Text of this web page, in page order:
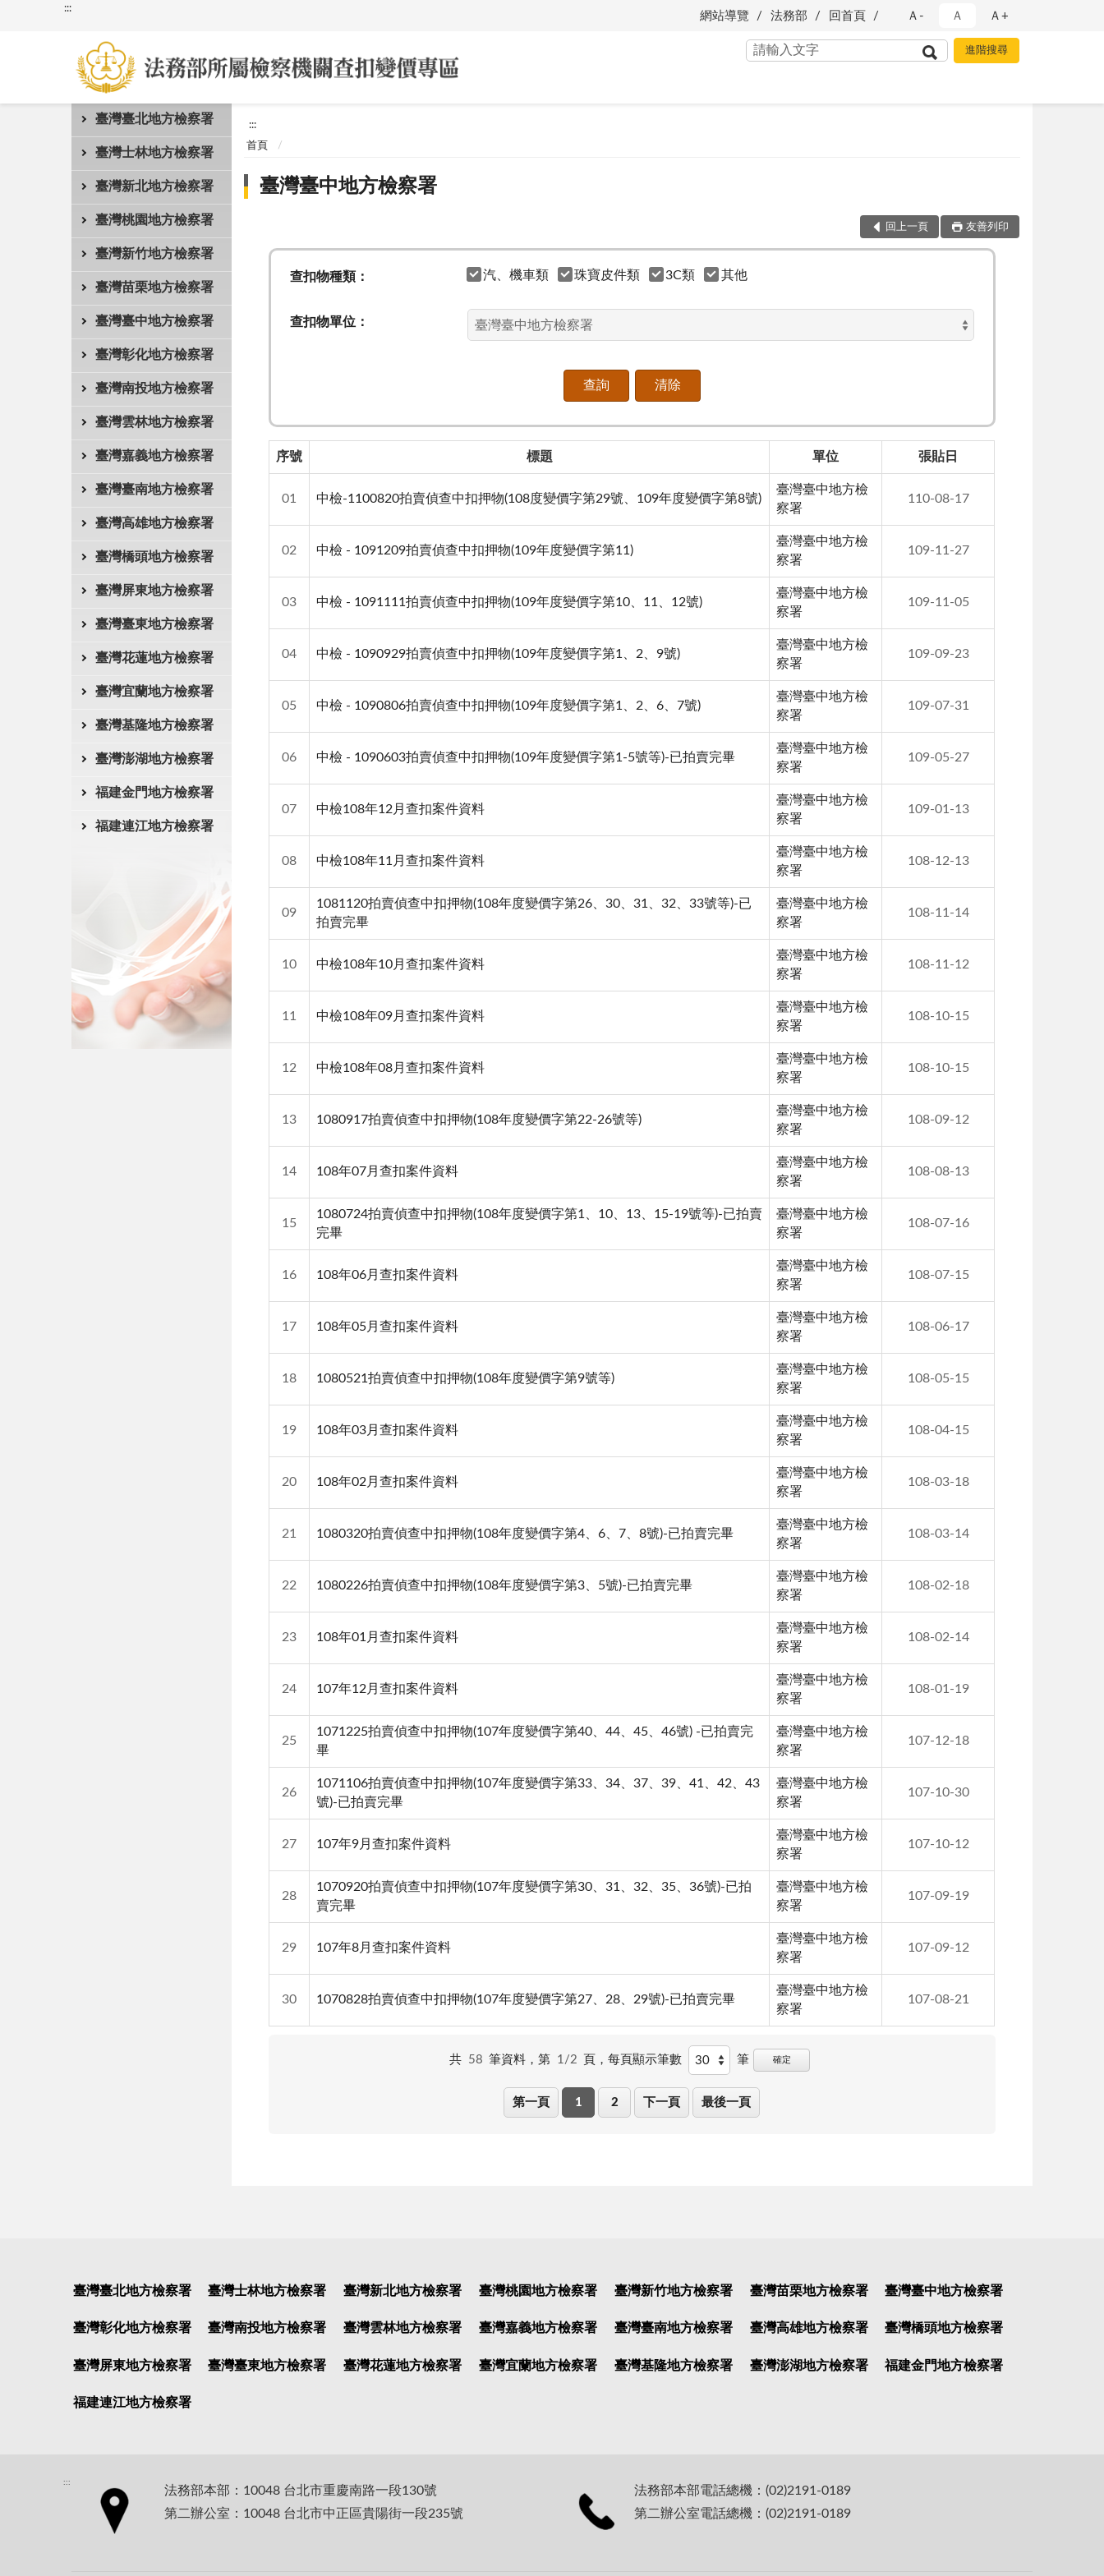
:::
網站導覽 法務部 回首頁 Ａ- Ａ Ａ+
臺灣臺北地方檢察署
臺灣士林地方檢察署
臺灣新北地方檢察署
臺灣桃園地方檢察署
臺灣新竹地方檢察署
臺灣苗栗地方檢察署
臺灣臺中地方檢察署
臺灣彰化地方檢察署
臺灣南投地方檢察署
臺灣雲林地方檢察署
臺灣嘉義地方檢察署
臺灣臺南地方檢察署
臺灣高雄地方檢察署
臺灣橋頭地方檢察署
臺灣屏東地方檢察署
臺灣臺東地方檢察署
臺灣花蓮地方檢察署
臺灣宜蘭地方檢察署
臺灣基隆地方檢察署
臺灣澎湖地方檢察署
福建金門地方檢察署
福建連江地方檢察署
:::
首頁
臺灣臺中地方檢察署
回上一頁 友善列印
查扣物種類： 汽、機車類 珠寶皮件類 3C類 其他
查扣物單位：
序號 標題 單位 張貼日
01 中檢-1100820拍賣偵查中扣押物(108度變價字第29號、109年度變價字第8號)
臺灣臺中地方檢
察署
110-08-17
02 中檢 - 1091209拍賣偵查中扣押物(109年度變價字第11)
臺灣臺中地方檢
察署
109-11-27
03 中檢 - 1091111拍賣偵查中扣押物(109年度變價字第10、11、12號)
臺灣臺中地方檢
察署
109-11-05
04 中檢 - 1090929拍賣偵查中扣押物(109年度變價字第1、2、9號)
臺灣臺中地方檢
察署
109-09-23
05 中檢 - 1090806拍賣偵查中扣押物(109年度變價字第1、2、6、7號)
臺灣臺中地方檢
察署
109-07-31
06 中檢 - 1090603拍賣偵查中扣押物(109年度變價字第1-5號等)-已拍賣完畢
臺灣臺中地方檢
察署
109-05-27
07 中檢108年12月查扣案件資料
臺灣臺中地方檢
察署
109-01-13
08 中檢108年11月查扣案件資料
臺灣臺中地方檢
察署
108-12-13
09
1081120拍賣偵查中扣押物(108年度變價字第26、30、31、32、33號等)-已
拍賣完畢
臺灣臺中地方檢
察署
108-11-14
10 中檢108年10月查扣案件資料
臺灣臺中地方檢
察署
108-11-12
11 中檢108年09月查扣案件資料
臺灣臺中地方檢
察署
108-10-15
12 中檢108年08月查扣案件資料
臺灣臺中地方檢
察署
108-10-15
13 1080917拍賣偵查中扣押物(108年度變價字第22-26號等)
臺灣臺中地方檢
察署
108-09-12
14 108年07月查扣案件資料
臺灣臺中地方檢
察署
108-08-13
15
1080724拍賣偵查中扣押物(108年度變價字第1、10、13、15-19號等)-已拍賣
完畢
臺灣臺中地方檢
察署
108-07-16
16 108年06月查扣案件資料
臺灣臺中地方檢
察署
108-07-15
17 108年05月查扣案件資料
臺灣臺中地方檢
察署
108-06-17
18 1080521拍賣偵查中扣押物(108年度變價字第9號等)
臺灣臺中地方檢
察署
108-05-15
19 108年03月查扣案件資料
臺灣臺中地方檢
察署
108-04-15
20 108年02月查扣案件資料
臺灣臺中地方檢
察署
108-03-18
21 1080320拍賣偵查中扣押物(108年度變價字第4、6、7、8號)-已拍賣完畢
臺灣臺中地方檢
察署
108-03-14
22 1080226拍賣偵查中扣押物(108年度變價字第3、5號)-已拍賣完畢
臺灣臺中地方檢
察署
108-02-18
23 108年01月查扣案件資料
臺灣臺中地方檢
察署
108-02-14
24 107年12月查扣案件資料
臺灣臺中地方檢
察署
108-01-19
25
1071225拍賣偵查中扣押物(107年度變價字第40、44、45、46號) -已拍賣完
畢
臺灣臺中地方檢
察署
107-12-18
26
1071106拍賣偵查中扣押物(107年度變價字第33、34、37、39、41、42、43
號)-已拍賣完畢
臺灣臺中地方檢
察署
107-10-30
27 107年9月查扣案件資料
臺灣臺中地方檢
察署
107-10-12
28
1070920拍賣偵查中扣押物(107年度變價字第30、31、32、35、36號)-已拍
賣完畢
臺灣臺中地方檢
察署
107-09-19
29 107年8月查扣案件資料
臺灣臺中地方檢
察署
107-09-12
30 1070828拍賣偵查中扣押物(107年度變價字第27、28、29號)-已拍賣完畢
臺灣臺中地方檢
察署
107-08-21
共 58 筆資料，第 1/2 頁，每頁顯示筆數 筆 確定
第一頁 1 2 下一頁 最後一頁
臺灣臺北地方檢察署 臺灣士林地方檢察署 臺灣新北地方檢察署 臺灣桃園地方檢察署 臺灣新竹地方檢察署 臺灣苗栗地方檢察署 臺灣臺中地方檢察署
臺灣彰化地方檢察署 臺灣南投地方檢察署 臺灣雲林地方檢察署 臺灣嘉義地方檢察署 臺灣臺南地方檢察署 臺灣高雄地方檢察署 臺灣橋頭地方檢察署
臺灣屏東地方檢察署 臺灣臺東地方檢察署 臺灣花蓮地方檢察署 臺灣宜蘭地方檢察署 臺灣基隆地方檢察署 臺灣澎湖地方檢察署 福建金門地方檢察署
福建連江地方檢察署
:::
法務部本部：10048 台北市重慶南路一段130號
第二辦公室：10048 台北市中正區貴陽街一段235號
法務部本部電話總機：(02)2191-0189
第二辦公室電話總機：(02)2191-0189